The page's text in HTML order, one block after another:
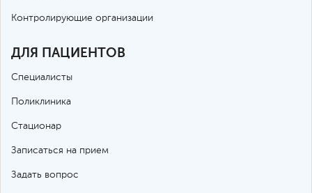
Контролирующие организации
ДЛЯ ПАЦИЕНТОВ
Специалисты
Поликлиника
Стационар
Записаться на прием
Задать вопрос